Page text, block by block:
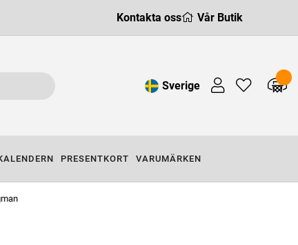
Kontakta oss Vår Butik
Sverige
PRESENTKORT VARUMÄRKEN